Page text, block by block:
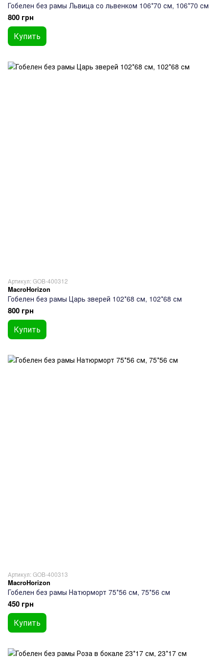
Гобелен без рамы Львица со львенком 106*70 см, 106*70 см
800 грн
Купить
Артикул: GOB-400312
MacroHorizon
Гобелен без рамы Царь зверей 102*68 см, 102*68 см
800 грн
Купить
Артикул: GOB-400313
MacroHorizon
Гобелен без рамы Натюрморт 75*56 см, 75*56 см
450 грн
Купить